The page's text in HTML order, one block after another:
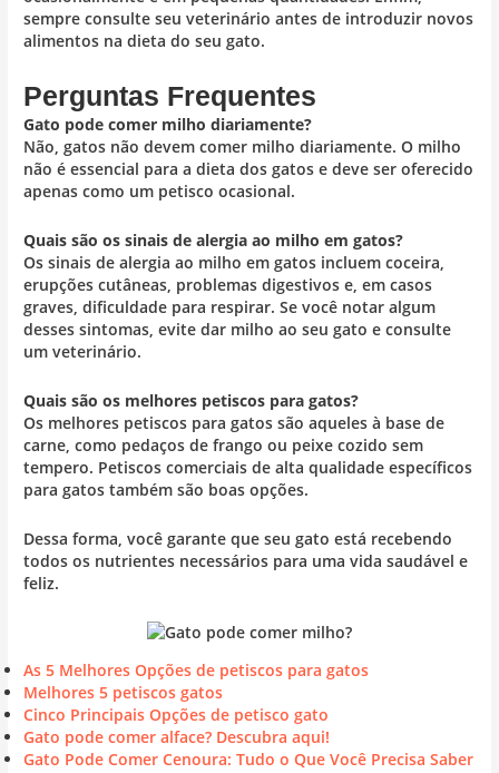
sempre consulte seu veterinário antes de introduzir novos
alimentos na dieta do seu gato.
Perguntas Frequentes
Gato pode comer milho diariamente?
Não, gatos não devem comer milho diariamente. O milho
não é essencial para a dieta dos gatos e deve ser oferecido
apenas como um petisco ocasional.
Quais são os sinais de alergia ao milho em gatos?
Os sinais de alergia ao milho em gatos incluem coceira,
erupções cutâneas, problemas digestivos e, em casos
graves, dificuldade para respirar. Se você notar algum
desses sintomas, evite dar milho ao seu gato e consulte
um veterinário.
Quais são os melhores petiscos para gatos?
Os melhores petiscos para gatos são aqueles à base de
carne, como pedaços de frango ou peixe cozido sem
tempero. Petiscos comerciais de alta qualidade específicos
para gatos também são boas opções.
Dessa forma, você garante que seu gato está recebendo
todos os nutrientes necessários para uma vida saudável e
feliz.
As 5 Melhores Opções de petiscos para gatos
Melhores 5 petiscos gatos
Cinco Principais Opções de petisco gato
Gato pode comer alface? Descubra aqui!
Gato Pode Comer Cenoura: Tudo o Que Você Precisa Saber